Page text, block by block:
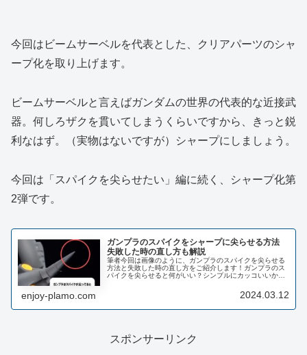
今回はビームサーベルを代表とした、クリアパーツのシャ
ープ化を取り上げます。
ビームサーベルと言えばガンダムの世界の代表的な近接武
器。何しろザクを貫いてしまうくらいですから、きっと鋭
利なはず。（実物はないですが）シャープにしましょう。
今回は「スパイクを尖らせたい」編に続く、シャープ化第
2弾です。
ガンプラのスパイクをシャープに尖らせる方法
失敗した時の直し方も解説
筆者今回は画像のように、ガンプラのスパイクを尖らせる
方法と失敗した時の直し方をご紹介します！ガンプラのス
パイクを尖らせると何がいい？シンプルにカッコいいか
enjoy-plamo.com 2024.03.12
スポンサーリンク